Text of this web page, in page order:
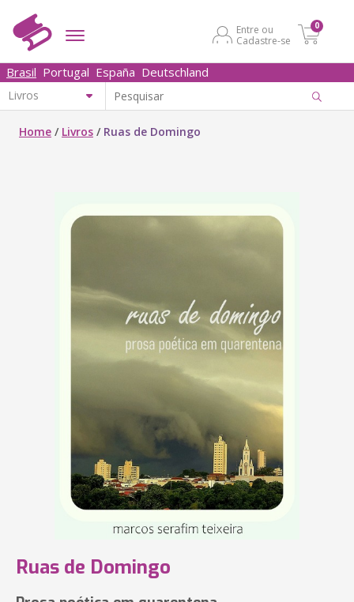
Entre ou
Cadastre-se
0
Brasil Portugal España Deutschland
Home / Livros / Ruas de Domingo
Ruas de Domingo